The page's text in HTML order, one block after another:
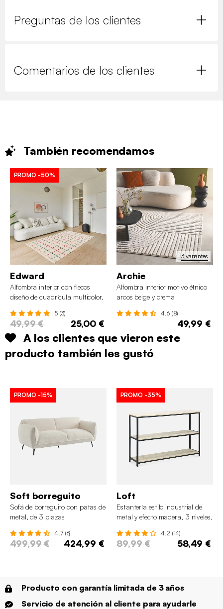
Preguntas de los clientes
Comentarios de los clientes
También recomendamos
PROMO -50%
Edward
Alfombra interior con flecos
diseño de cuadrícula multicolor,
5 (3)
49,99 € 25,00 €
3 variantes
Archie
Alfombra interior motivo étnico
arcos beige y crema
4.6 (8)
49,99 €
A los clientes que vieron este
producto también les gustó
PROMO -15%
Soft borreguito
Sofá de borreguito con patas de
metal, de 3 plazas
4.7 (6)
499,99 € 424,99 €
PROMO -35%
Loft
Estantería estilo industrial de
metal y efecto madera, 3 niveles,
4.2 (14)
89,99 € 58,49 €
Producto con garantía limitada de 3 años
Servicio de atención al cliente para ayudarle